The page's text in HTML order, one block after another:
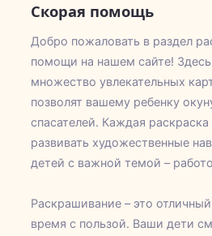
Скорая помощь
Добро пожаловать в раздел
помощи на нашем сайте!
множество увлекательных
позволят вашему ребенку
спасателей. Каждая
развивать художественные
детей с важной темой –
Раскрашивание – это
время с пользой. Ваши дети